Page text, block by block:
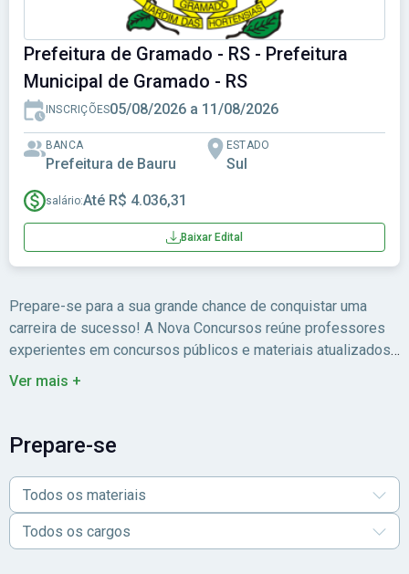
Prefeitura de Gramado - RS - Prefeitura
Municipal de Gramado - RS
INSCRIÇÕES05/08/2026 a 11/08/2026
BANCA
Prefeitura de Bauru
ESTADO
Sul
salário:Até R$ 4.036,31
Baixar Edital
Prepare-se para a sua grande chance de conquistar uma
carreira de sucesso! A Nova Concursos reúne professores
experientes em concursos públicos e materiais atualizados
para você estudar com foco no edital.
Ver mais +
Prepare-se
Todos os materiais
Todos os cargos